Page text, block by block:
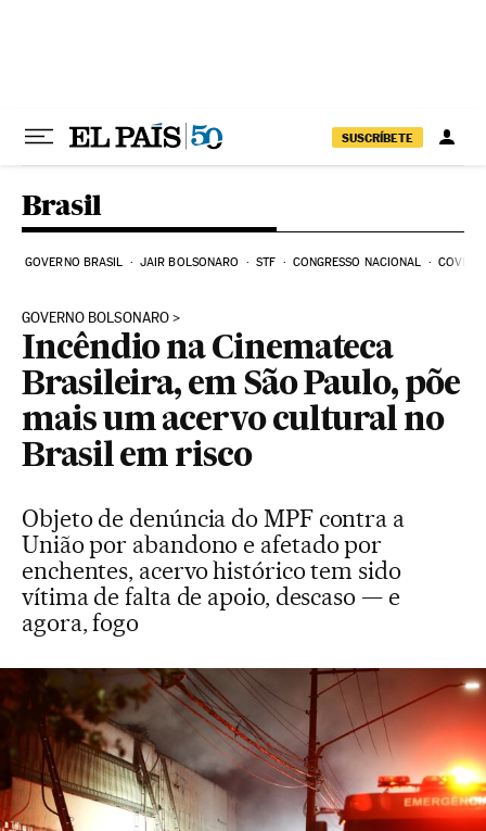
SUSCRÍBETE
Brasil
GOVERNO BRASIL JAIR BOLSONARO STF CONGRESSO NACIONAL COVID-
GOVERNO BOLSONARO
Incêndio na Cinemateca
Brasileira, em São Paulo, põe
mais um acervo cultural no
Brasil em risco
Objeto de denúncia do MPF contra a
União por abandono e afetado por
enchentes, acervo histórico tem sido
vítima de falta de apoio, descaso — e
agora, fogo